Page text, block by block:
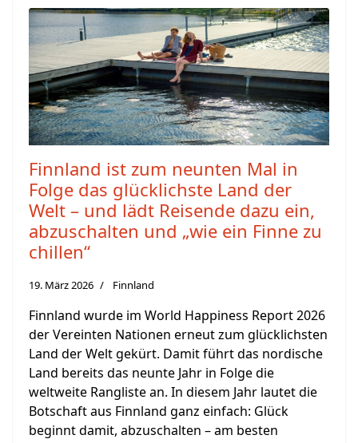
Finnland ist zum neunten Mal in
Folge das glücklichste Land der
Welt – und lädt Reisende dazu ein,
abzuschalten und „wie ein Finne zu
chillen“
19. März 2026 Finnland
Finnland wurde im World Happiness Report 2026
der Vereinten Nationen erneut zum glücklichsten
Land der Welt gekürt. Damit führt das nordische
Land bereits das neunte Jahr in Folge die
weltweite Rangliste an. In diesem Jahr lautet die
Botschaft aus Finnland ganz einfach: Glück
beginnt damit, abzuschalten – am besten